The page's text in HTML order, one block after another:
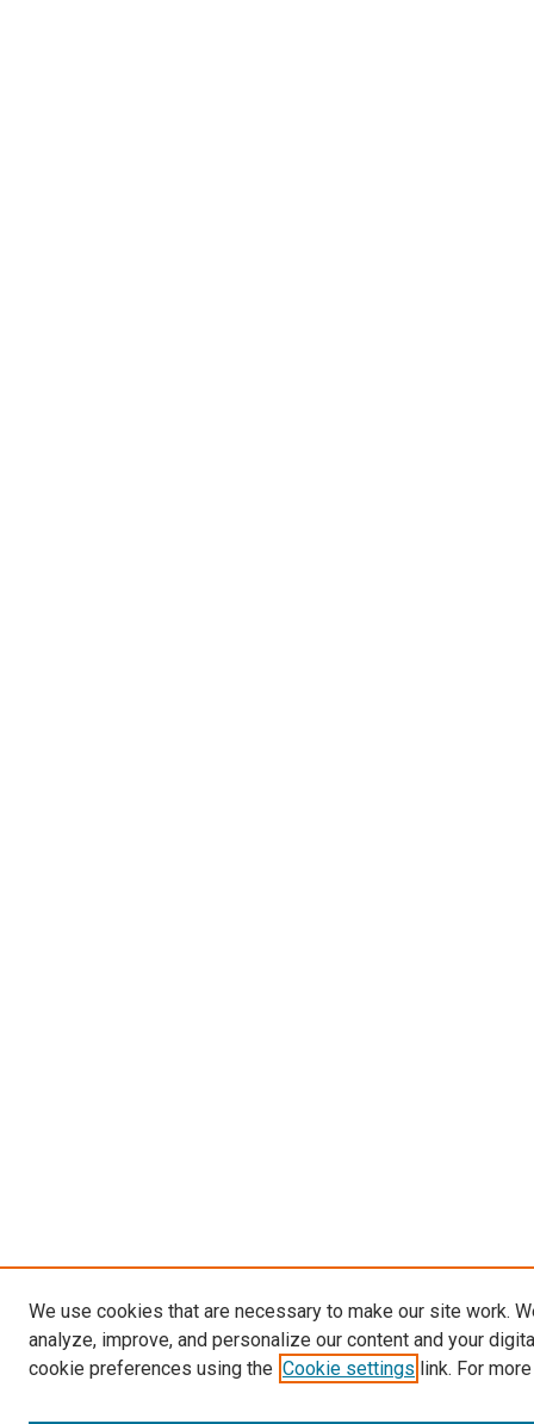
We use cookies that are necessary to make our site work.
analyze, improve, and personalize our content and your
cookie preferences using the Cookie settings link. For